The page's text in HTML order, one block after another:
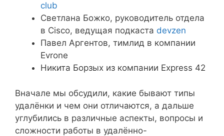
club
Светлана Божко, руководитель отдела
в Cisco, ведущая подкаста devzen
Павел Аргентов, тимлид в компании
Evrone
Никита Борзых из компании Express 42
Вначале мы обсудили, какие бывают типы
удалёнки и чем они отличаются, а дальше
углубились в различные аспекты, вопросы и
сложности работы в удалённо-